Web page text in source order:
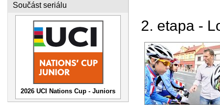
Součást seriálu
2026 UCI Nations Cup - Juniors
2. etapa -